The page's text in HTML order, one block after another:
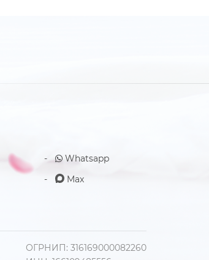
Whatsapp
Max
ОГРНИП: 316169000082260